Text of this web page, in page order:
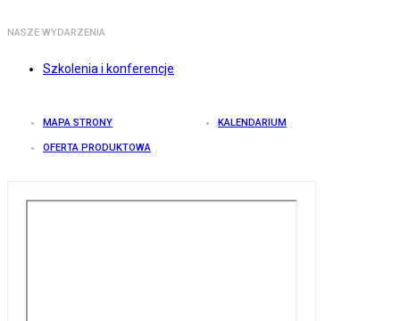
NASZE WYDARZENIA
Szkolenia i konferencje
MAPA STRONY KALENDARIUM
OFERTA PRODUKTOWA